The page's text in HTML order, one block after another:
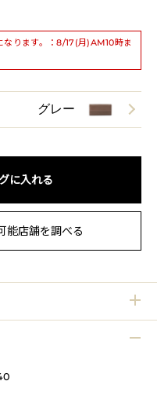
なります。：8/17(月)AM10時ま
グレー
に入れる
能店舗を調べる